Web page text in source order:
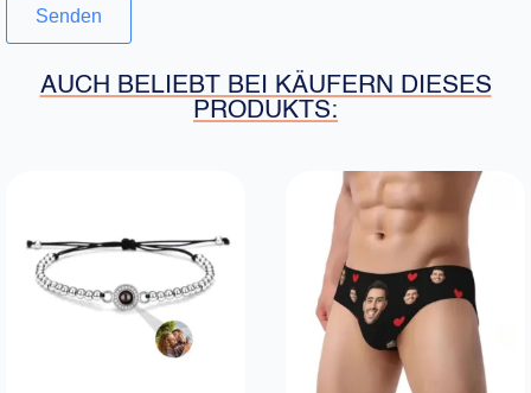
AUCH BELIEBT BEI KÄUFERN DIESES
PRODUKTS: